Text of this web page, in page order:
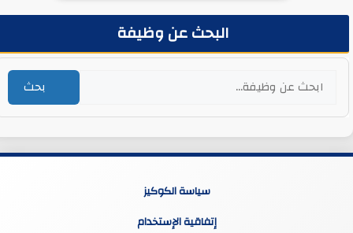
البحث عن وظيفة
بحث
سياسة الكوكيز
إتفاقية الإستخدام